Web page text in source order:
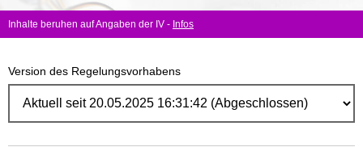
Inhalte beruhen auf Angaben der IV - Infos
Version des Regelungsvorhabens